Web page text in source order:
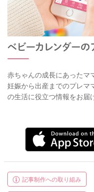
赤ちゃんの成長にあったマ
妊娠から出産までのプレマ
の生活に役立つ情報をお届
記事制作への取り組み